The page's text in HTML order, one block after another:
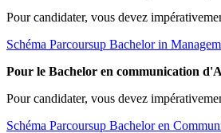
Pour candidater, vous devez
Schéma Parcoursup Bachelor in
Pour le Bachelor en communication
Pour candidater, vous devez
Schéma Parcoursup Bachelor en